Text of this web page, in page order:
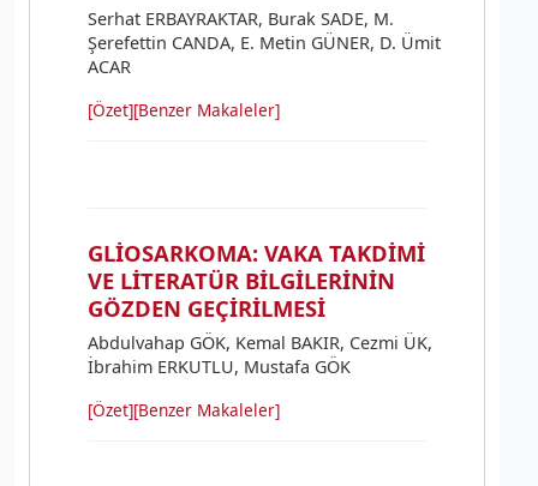
Serhat ERBAYRAKTAR, Burak SADE, M.
Şerefettin CANDA, E. Metin GÜNER, D. Ümit
ACAR
[Özet][Benzer Makaleler]
GLİOSARKOMA: VAKA TAKDİMİ
VE LİTERATÜR BİLGİLERİNİN
GÖZDEN GEÇİRİLMESİ
Abdulvahap GÖK, Kemal BAKIR, Cezmi ÜK,
İbrahim ERKUTLU, Mustafa GÖK
[Özet][Benzer Makaleler]